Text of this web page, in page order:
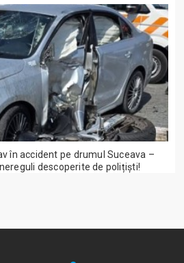
în accident pe drumul Suceava –
descoperite de polițiști!